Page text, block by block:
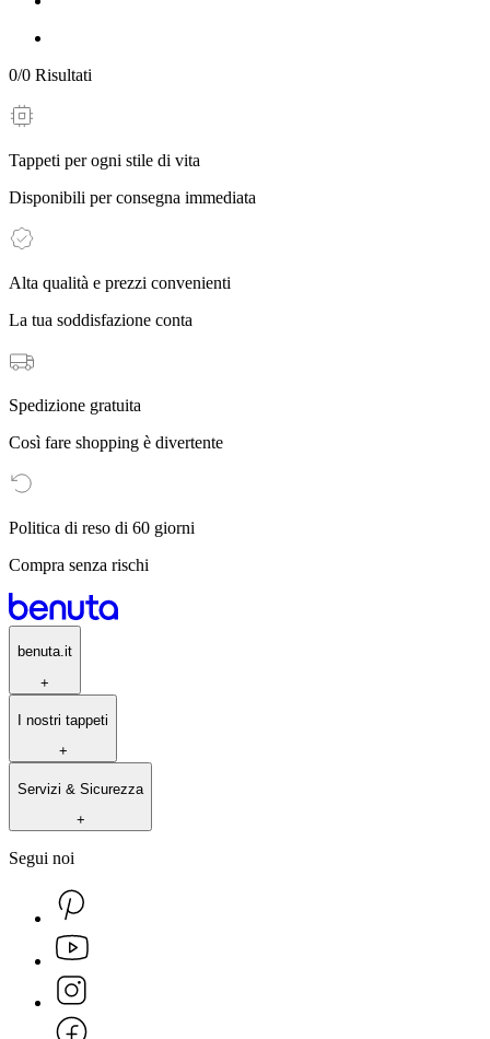
0/0 Risultati
Tappeti per ogni stile di vita
Disponibili per consegna immediata
Alta qualità e prezzi convenienti
La tua soddisfazione conta
Spedizione gratuita
Così fare shopping è divertente
Politica di reso di 60 giorni
Compra senza rischi
benuta.it
+
I nostri tappeti
+
Servizi & Sicurezza
+
Segui noi